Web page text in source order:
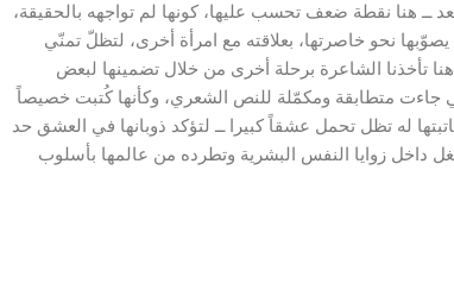
ــ هنا نقطة ضعف تحسب عليها، كونها لم تواجهه بالحقيقة،
نحو خاصرتها، بعلاقته مع امرأة أخرى، لتظلّ تمنّي
تأخذنا الشاعرة برحلة أخرى من خلال تضمينها لبعض
جاءت متطابقة ومكمّلة للنص الشعري، وكأنها كُتبت خصيصاً
له تظل تحمل عشقاً كبيرا ــ لتؤكد ذوبانها في العشق حد
داخل زوايا النفس البشرية وتطرده من عالمها بأسلوب